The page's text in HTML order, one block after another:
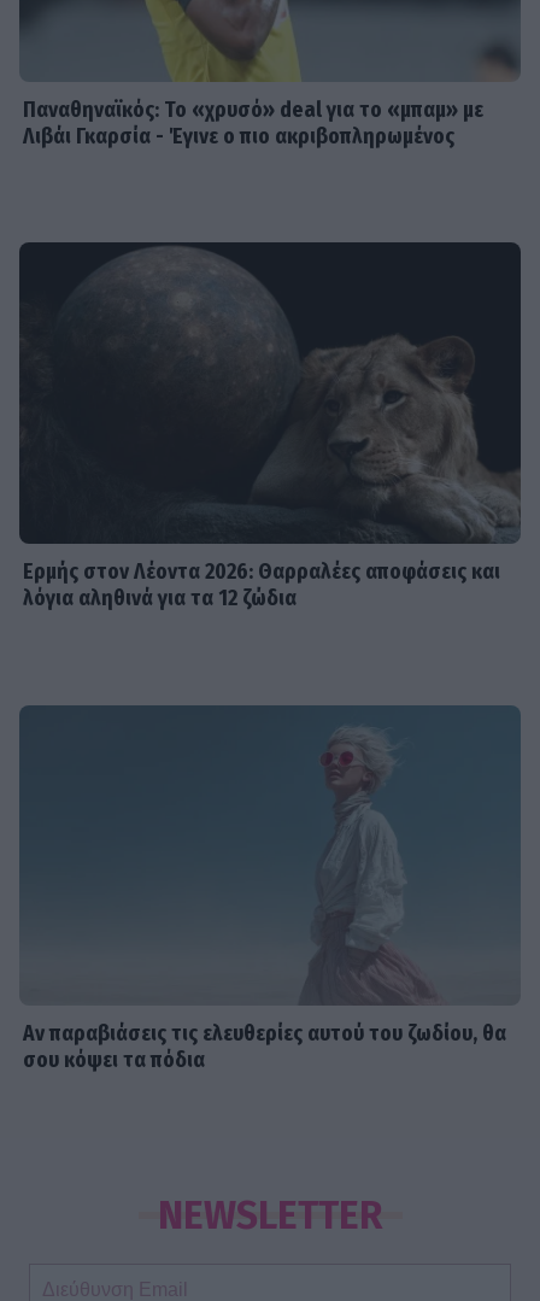
Παναθηναϊκός: Το «χρυσό» deal για το «μπαμ» με
Λιβάι Γκαρσία - Έγινε ο πιο ακριβοπληρωμένος
Ερμής στον Λέοντα 2026: Θαρραλέες αποφάσεις και
λόγια αληθινά για τα 12 ζώδια
Αν παραβιάσεις τις ελευθερίες αυτού του ζωδίου, θα
σου κόψει τα πόδια
NEWSLETTER